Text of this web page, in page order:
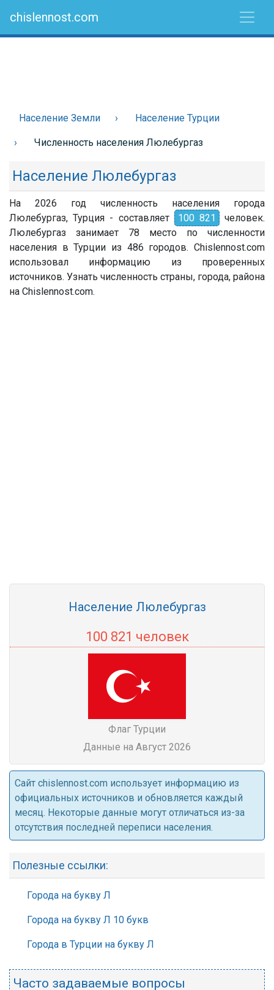
chislennost.com
Население Земли Население Турции
Численность населения Люлебургаз
Население Люлебургаз
На 2026 год численность населения города
Люлебургаз, Турция - составляет
100 821 человек.
Люлебургаз занимает 78 место по численности
населения в Турции из 486 городов. Chislennost.com
использовал информацию из проверенных
источников. Узнать численность страны, города, района
на Chislennost.com.
Население Люлебургаз
100 821 человек
Флаг Турции
Данные на Август 2026
Cайт chislennost.com использует информацию из
официальных источников и обновляется каждый
месяц. Некоторые данные могут отличаться из-за
отсутствия последней переписи населения.
Полезные ссылки:
Города на букву Л
Города на букву Л 10 букв
Города в Турции на букву Л
Часто задаваемые вопросы